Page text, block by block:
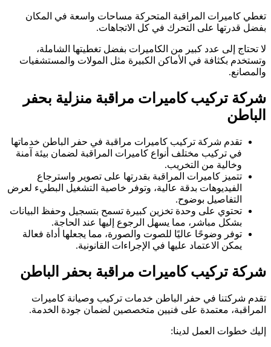
تغطي كاميرات المراقبة المتحركة مساحات واسعة في المكان
بفضل قدرتها على التحرك في كل الاتجاهات.
لا تحتاج إلى عدد كبير من الكاميرات بفضل تغطيتها الشاملة،
وتستخدم بكثافة في الأماكن الكبيرة مثل المولات والمستشفيات
والمصانع.
شركة تركيب كاميرات مراقبة منزلية بحفر
الباطن
تقدم شركة تركيب كاميرات مراقبة في حفر الباطن خدماتها
في تركيب مختلف أنواع كاميرات المراقبة لضمان بيئة آمنة
وخالية من التخريب.
تتميز كاميرات المراقبة بقدرتها على تصوير واسترجاع
الفيديوهات بدقة عالية، وتوفر خاصية التشغيل البطيء لعرض
التفاصيل بوضوح.
تحتوي على وحدة تخزين كبيرة تسمح بتسجيل وحفظ البيانات
بشكل مباشر، مما يسهل الرجوع إليها عند الحاجة.
توفر وضوحًا عاليًا للصوت والصورة، مما يجعلها أداة فعالة
يمكن الاعتماد عليها في الإجراءات القانونية.
شركة تركيب كاميرات مراقبة بحفر الباطن
تقدم شركتنا في حفر الباطن خدمات تركيب وصيانة كاميرات
المراقبة، معتمدة على فنيين متخصصين لضمان جودة الخدمة.
إليك خطوات العمل لدينا: